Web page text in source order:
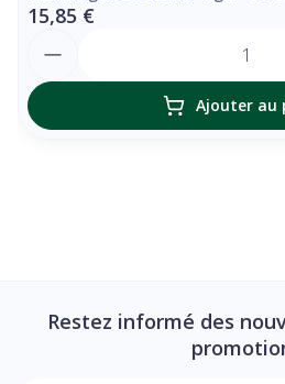
15,85 €
Ajouter au
Restez informé des